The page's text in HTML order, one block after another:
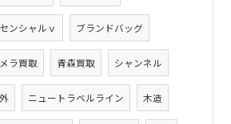
ンシャルｖ ブランドバッグ
ラ買取 青森買取 シャンネル
ニュートラベルライン 木造